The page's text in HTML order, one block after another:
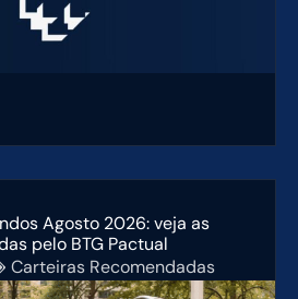
Agosto 2026: veja as
pelo BTG Pactual
Carteiras Recomendadas